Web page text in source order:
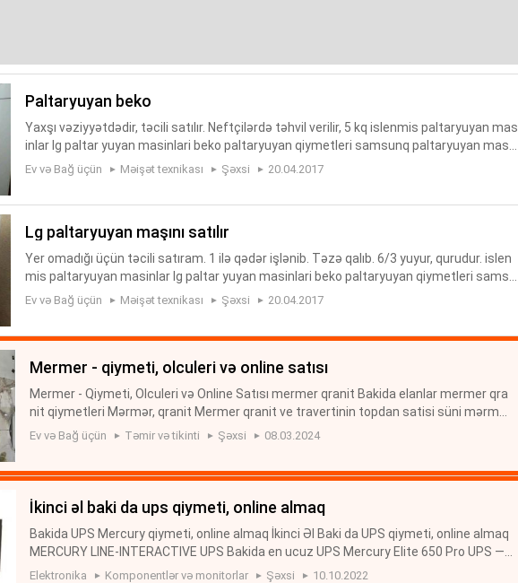
paltaryuyan beko
Yaxşı vəziyyətdədir, təcili satılır. Neftçilərdə təhvil verilir, 5 kq islenmis paltaryuyan mas
inlar lg paltar yuyan masinlari beko paltaryuyan qiymetleri samsunq paltaryuyan masi
ni samsung paltaryuyan masinlari lg paltaryuyan masinlarin qiymeti palta...
Ev və Bağ üçün Məişət texnikası Şəxsi 20.04.2017
lg paltaryuyan maşını satılır
Yer omadığı üçün təcili satıram. 1 ilə qədər işlənib. Təzə qalıb. 6/3 yuyur, qurudur. islen
mis paltaryuyan masinlar lg paltar yuyan masinlari beko paltaryuyan qiymetleri samsu
nq paltaryuyan masini samsung paltaryuyan masinlari lg paltaryuyan masinlar...
Ev və Bağ üçün Məişət texnikası Şəxsi 20.04.2017
mermer - qiymeti, olculeri və online satısı
Mermer - Qiymeti, Olculeri və Online Satısı mermer qranit Bakida elanlar mermer qra
nit qiymetleri Mərmər, qranit Mermer qranit ve travertinin topdan satisi süni mərmər
qiymətləri Mərmər mərmər döşəmə - Azərbaycan Mərmər Qranit Travertin Tebii mer
Ev və Bağ üçün Təmir və tikinti Şəxsi 08.03.2024
i̇kinci əl baki da ups qiymeti, online almaq
Bakida UPS Mercury qiymeti, online almaq İkinci Əl Baki da UPS qiymeti, online almaq
MERCURY LINE-INTERACTIVE UPS Bakida en ucuz UPS Mercury Elite 650 Pro UPS —
Kompüter aksesuarları — Bakı, İkinic əl İşlənmiş ups Azərbaycan UPS Mercury, Trippli
Elektronika Komponentlər və monitorlar Şəxsi 10.10.2022